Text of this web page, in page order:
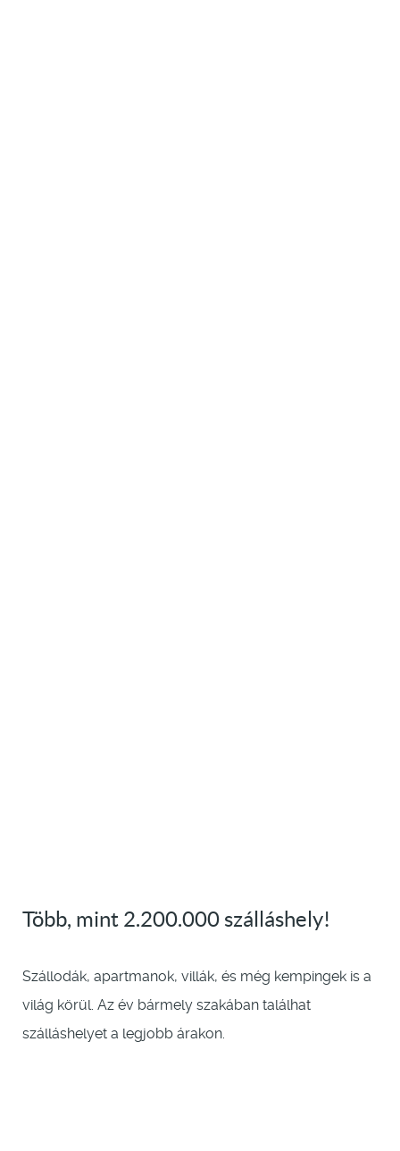
Több, mint 2.200.000 szálláshely!
Szállodák, apartmanok, villák, és még kempingek is a
világ körül. Az év bármely szakában találhat
szálláshelyet a legjobb árakon.